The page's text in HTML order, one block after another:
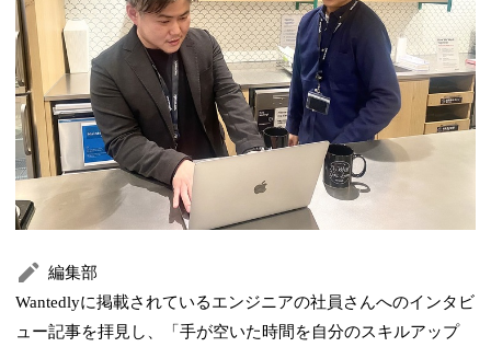
編集部
Wantedlyに掲載されているエンジニアの社員さんへのインタビ
ュー記事を拝見し、「手が空いた時間を自分のスキルアップ